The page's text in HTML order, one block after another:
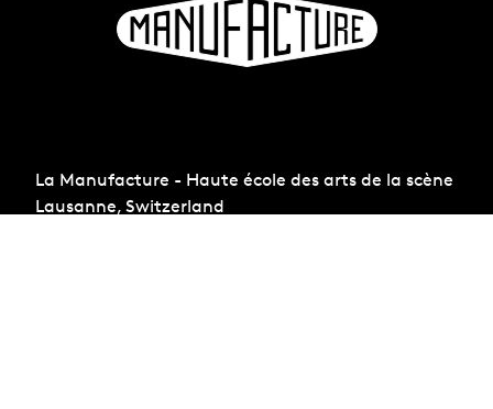
La Manufacture - Haute école des arts de la scène
Lausanne, Switzerland